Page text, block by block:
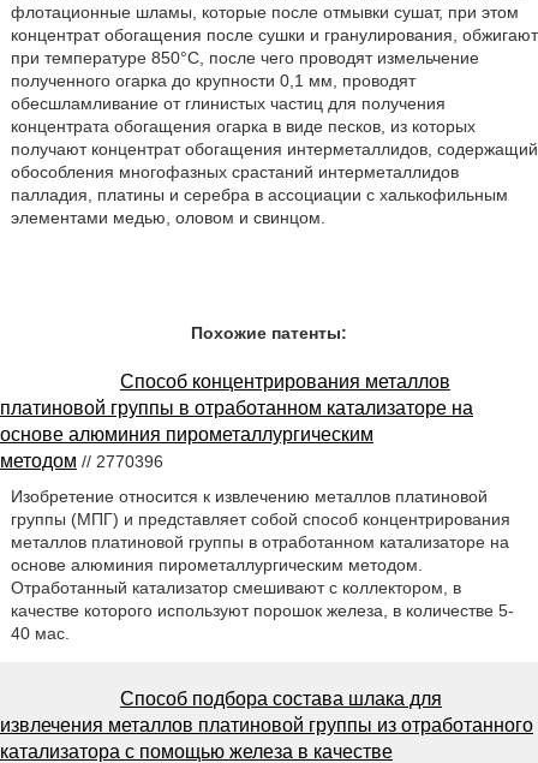
флотационные шламы, которые после отмывки сушат, при этом
концентрат обогащения после сушки и гранулирования, обжигают
при температуре 850°С, после чего проводят измельчение
полученного огарка до крупности 0,1 мм, проводят
обесшламливание от глинистых частиц для получения
концентрата обогащения огарка в виде песков, из которых
получают концентрат обогащения интерметаллидов, содержащий
обособления многофазных срастаний интерметаллидов
палладия, платины и серебра в ассоциации с халькофильным
элементами медью, оловом и свинцом.
Похожие патенты:
Способ концентрирования металлов
платиновой группы в отработанном катализаторе на
основе алюминия пирометаллургическим
методом // 2770396
Изобретение относится к извлечению металлов платиновой
группы (МПГ) и представляет собой способ концентрирования
металлов платиновой группы в отработанном катализаторе на
основе алюминия пирометаллургическим методом.
Отработанный катализатор смешивают с коллектором, в
качестве которого используют порошок железа, в количестве 5-
40 мас.
Способ подбора состава шлака для
извлечения металлов платиновой группы из отработанного
катализатора с помощью железа в качестве